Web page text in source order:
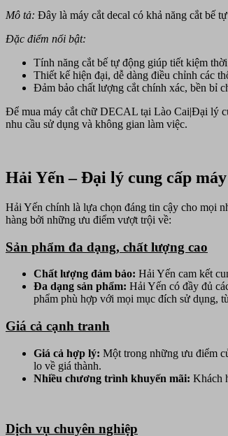
Mô tả: Đây là máy cắt decal có khả năng cắt bế
Đặc điểm nổi bật:
Tính năng cắt bế tự động giúp tiết kiệm
Thiết kế hiện đại, dễ dàng điều chỉnh các
Đảm bảo chất lượng cắt chính xác, bền bỉ
Để mua máy cắt chữ DECAL tại Lào Cai|Đại lý
nhu cầu sử dụng và không gian làm việc.
Hải Yến – Đại lý cung cấp
Hải Yến chính là lựa chọn đáng tin cậy cho mọi
hàng bởi những ưu điểm vượt trội về:
Sản phẩm đa dạng, chất lượng cao
Chất lượng đảm bảo: Hải Yến cam kết
Đa dạng sản phẩm: Hải Yến có đầy đủ
phẩm phù hợp với mọi mục đích sử dụng,
Giá cả cạnh tranh
Giá cả hợp lý: Một trong những ưu điểm
lo về giá thành.
Nhiều chương trình khuyến mãi: Khách
Dịch vụ chuyên nghiệp